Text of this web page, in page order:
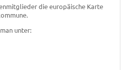
die europäische Karte
unter: